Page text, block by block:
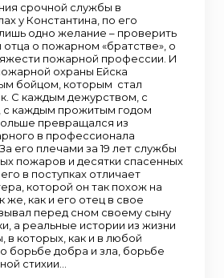
срочной службы в
у Константина, по его
одно желание – проверить
отца о пожарном «братстве», о
пожарной профессии. И
охраны Ейска
бойцом, которым стал
С каждым дежурством, с
каждым прожитым годом
превращался из
в профессионала
его плечами за 19 лет службы
пожаров и десятки спасенных
в поступках отличает
которой он так похож на
же, как и его отец в свое
перед сном своему сыну
а реальные истории из жизни
в которых, как и в любой
борьбе добра и зла, борьбе
стихии…